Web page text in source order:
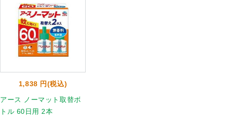
1,838 円(税込)
アース ノーマット取替ボ
トル 60日用 2本